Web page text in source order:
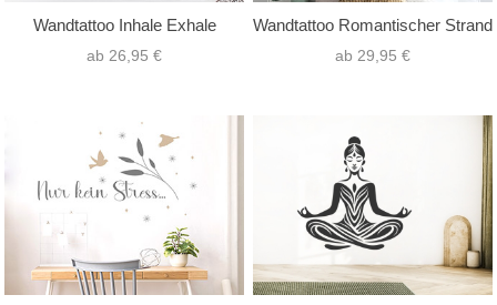
Wandtattoo Inhale Exhale
ab 26,95 €
Wandtattoo Romantischer Strand
ab 29,95 €